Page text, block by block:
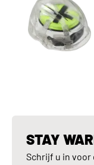
STAY
Schrijf u in